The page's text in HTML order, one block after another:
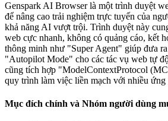
Genspark AI Browser là một trình duyệt
để nâng cao trải nghiệm trực tuyến của
khả năng AI vượt trội. Trình duyệt này
web cực nhanh, không có quảng cáo, kết
thông minh như "Super Agent" giúp đưa
"Autopilot Mode" cho các tác vụ web tự
cũng tích hợp "ModelContextProtocol
quy trình làm việc liền mạch với nhiều ứng
Mục đích chính và Nhóm người dùng